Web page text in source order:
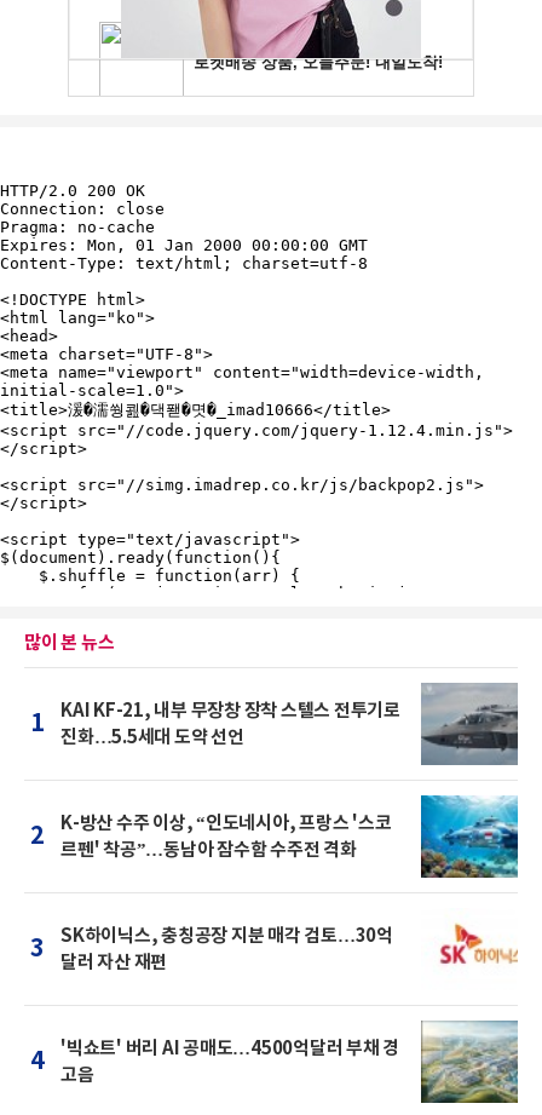
많이 본 뉴스
1
KAI KF-21, 내부 무장창 장착 스텔스 전투기로
진화…5.5세대 도약 선언
2
K-방산 수주 이상, “인도네시아, 프랑스 '스코
르펜' 착공”…동남아 잠수함 수주전 격화
3
SK하이닉스, 충칭공장 지분 매각 검토…30억
달러 자산 재편
4
'빅쇼트' 버리 AI 공매도…4500억달러 부채 경
고음